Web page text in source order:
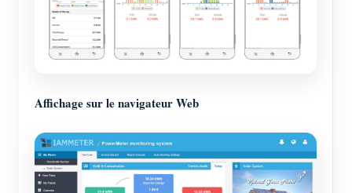
Affichage sur le navigateur Web